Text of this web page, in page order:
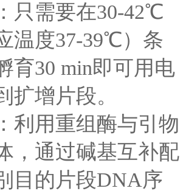
只需要在30-42℃
温度37-39℃）条
育30 min即可用电
扩增片段。
利用重组酶与引物
，通过碱基互补配
目的片段DNA序